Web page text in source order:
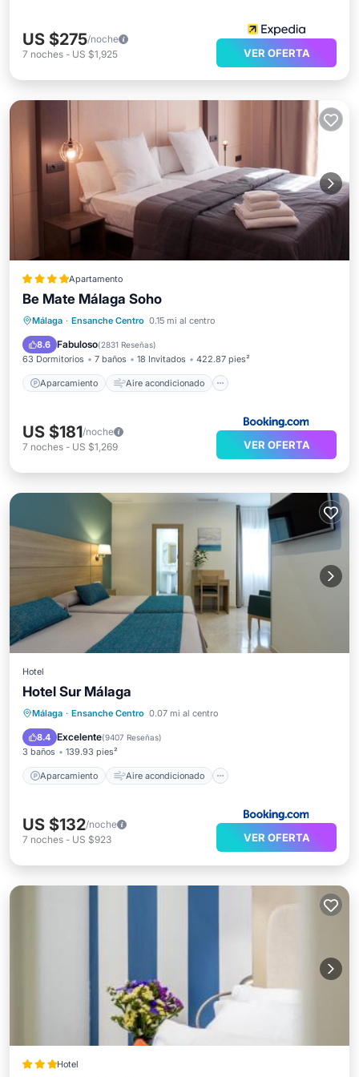
US $275/noche
7 noches - US $1,925 VER OFERTA
Apartamento
Be Mate Málaga Soho
Málaga · Ensanche Centro 0.15 mi al centro
8.6 Fabuloso(2831 Reseñas)
63 Dormitorios 7 baños 18 Invitados 422.87 pies²
Aparcamiento Aire acondicionado
Aparcamiento
Aire acondicionado
Internet
Apto para niños
US $181/noche
7 noches - US $1,269 VER OFERTA
Hotel
Hotel Sur Málaga
Málaga · Ensanche Centro 0.07 mi al centro
8.4 Excelente(9407 Reseñas)
3 baños 139.93 pies²
Aparcamiento Aire acondicionado
Aparcamiento
Aire acondicionado
Internet
Apto para niños
US $132/noche
7 noches - US $923 VER OFERTA
Hotel